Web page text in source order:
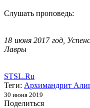
Слушать проповедь:
18 июня 2017 год,
Лавры
STSL.Ru
Теги: Архимандрит
30 июня 2019
Поделиться